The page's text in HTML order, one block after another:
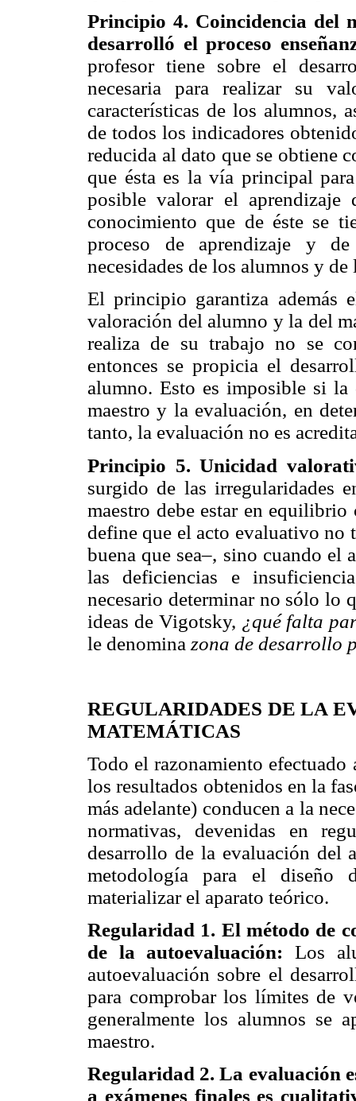
Principio 4. Coincidencia del
desarrolló el proceso
profesor tiene sobre el
necesaria para realizar su
características de los alumnos,
de todos los indicadores
reducida al dato que se obtiene
que ésta es la vía principal
posible valorar el aprendizaje
conocimiento que de éste se
proceso de aprendizaje y
necesidades de los alumnos y
El principio garantiza además
valoración del alumno y la del
realiza de su trabajo no se
entonces se propicia el
alumno. Esto es imposible si
maestro y la evaluación, en
tanto, la evaluación no es
Principio 5. Unicidad
surgido de las irregularidades
maestro debe estar en
define que el acto evaluativo
buena que sea–, sino cuando el
las deficiencias e
necesario determinar no sólo lo
ideas de Vigotsky, ¿qué falta
le denomina zona de desarrollo
REGULARIDADES DE LA
MATEMÁTICAS
Todo el razonamiento
los resultados obtenidos en la
más adelante) conducen a la
normativas, devenidas en
desarrollo de la evaluación del
metodología para el diseño
materializar el aparato teórico.
Regularidad 1. El método de
de la autoevaluación: Los
autoevaluación sobre el
para comprobar los límites de
generalmente los alumnos se
maestro.
Regularidad 2. La evaluación
a exámenes finales es